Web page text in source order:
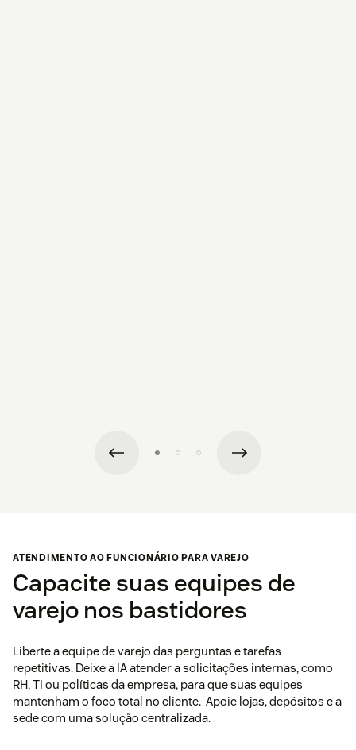
ATENDIMENTO AO FUNCIONÁRIO PARA VAREJO
Capacite suas equipes de
varejo nos bastidores
Liberte a equipe de varejo das perguntas e tarefas
repetitivas. Deixe a IA atender a solicitações internas, como
RH, TI ou políticas da empresa, para que suas equipes
mantenham o foco total no cliente. Apoie lojas, depósitos e a
sede com uma solução centralizada.